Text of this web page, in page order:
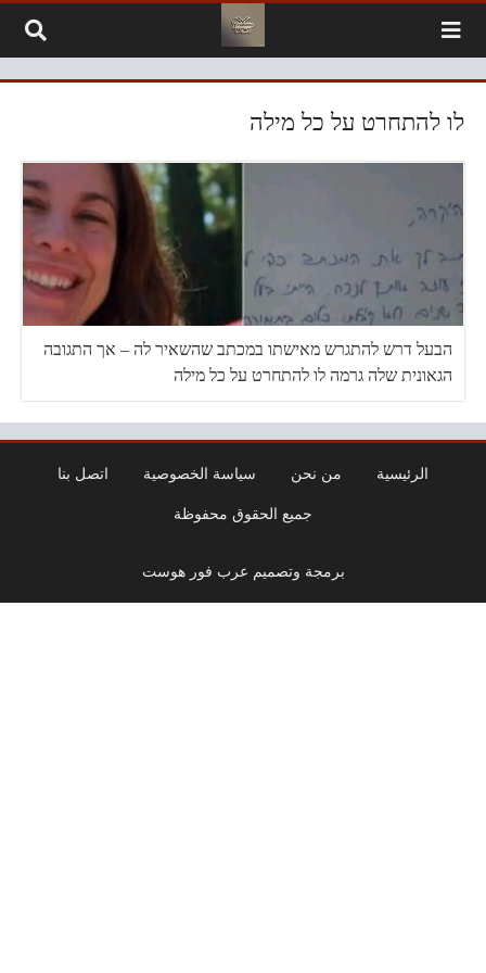
לו להתחרט על כל מילה
הבעל דרש להתגרש מאישתו במכתב שהשאיר לה – אך התגובה
הגאונית שלה גרמה לו להתחרט על כל מילה
الرئيسية من نحن سياسة الخصوصية اتصل بنا
جميع الحقوق محفوظة
برمجة وتصميم عرب فور هوست